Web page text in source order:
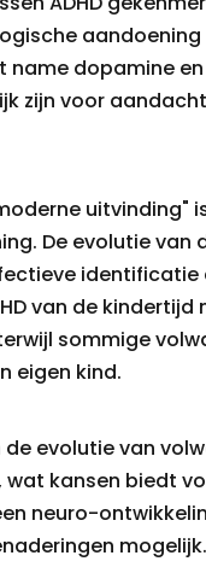
dopamine
zijn voor
uitvinding"
De evolutie van
identificatie
van de kindertijd
sommige
eigen kind.
evolutie van
wat kansen biedt
neuro-
mogelijk.